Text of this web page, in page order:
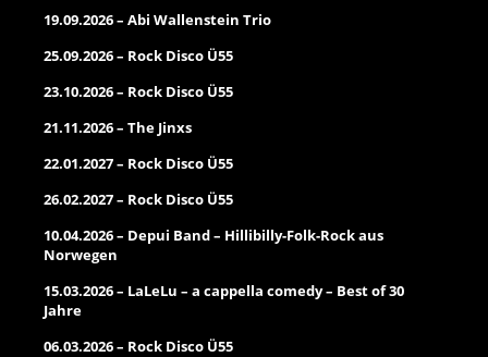
19.09.2026 – Abi Wallenstein Trio
25.09.2026 – Rock Disco Ü55
23.10.2026 – Rock Disco Ü55
21.11.2026 – The Jinxs
22.01.2027 – Rock Disco Ü55
26.02.2027 – Rock Disco Ü55
10.04.2026 – Depui Band – Hillibilly-Folk-Rock aus
Norwegen
15.03.2026 – LaLeLu – a cappella comedy – Best of 30
Jahre
06.03.2026 – Rock Disco Ü55